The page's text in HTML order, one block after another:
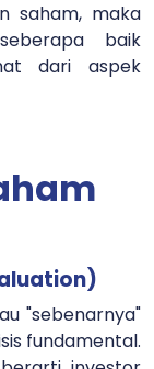
saham, maka
baik
dari aspek
"sebenarnya"
fundamental.